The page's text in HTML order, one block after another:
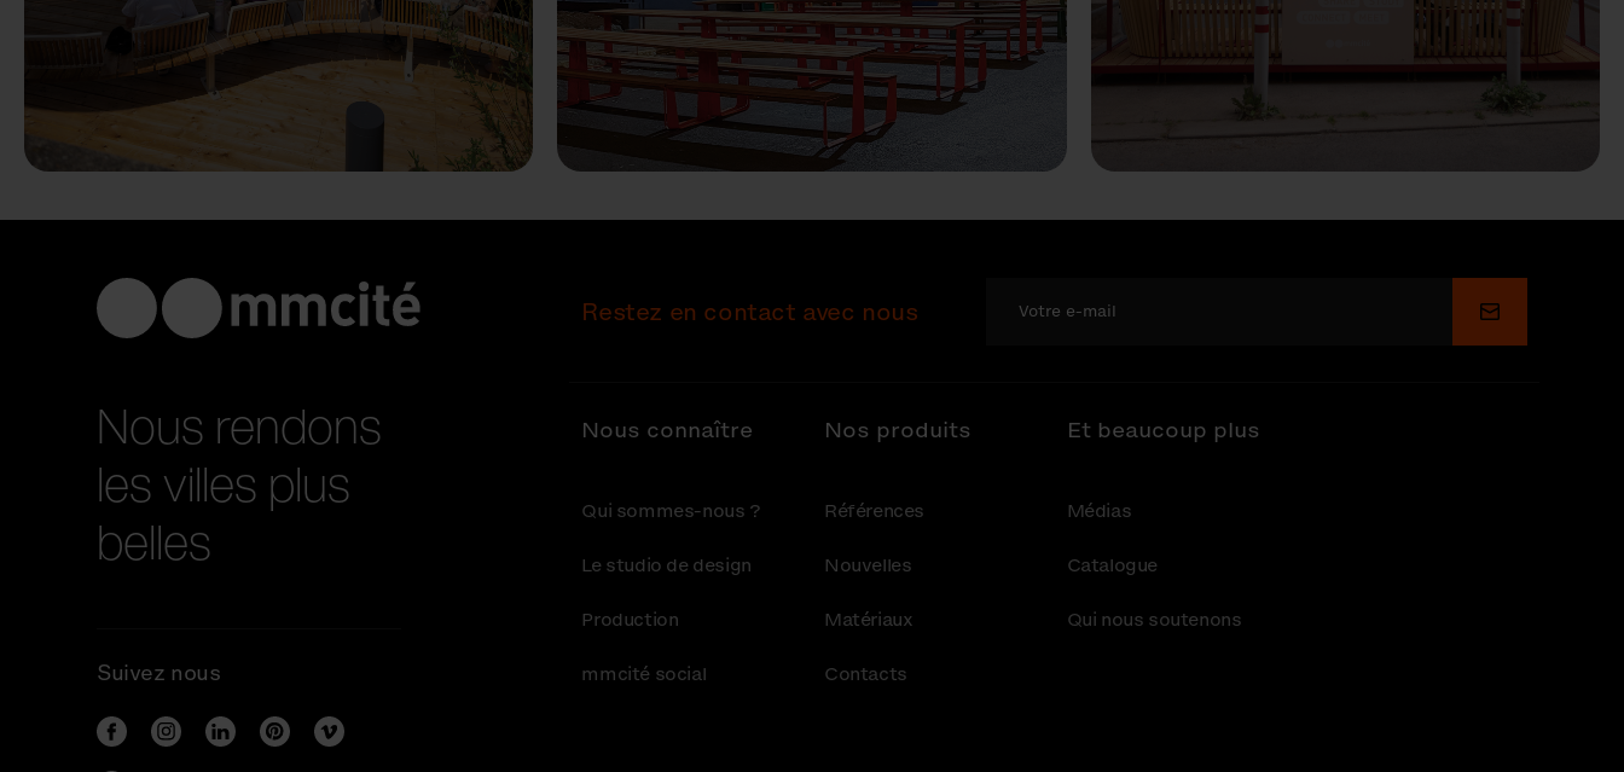
Nous rendons
les villes plus
belles
Suivez nous
Restez en contact avec nous Soumettre
Nous connaître
Qui sommes-nous ?
Le studio de design
Production
mmcité social
Nos produits
Références
Nouvelles
Matériaux
Contacts
Et beaucoup plus
Médias
Catalogue
Qui nous soutenons